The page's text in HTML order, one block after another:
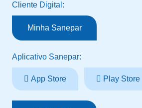
Cliente Digital:
Minha Sanepar
Aplicativo Sanepar:
App Store Play Store